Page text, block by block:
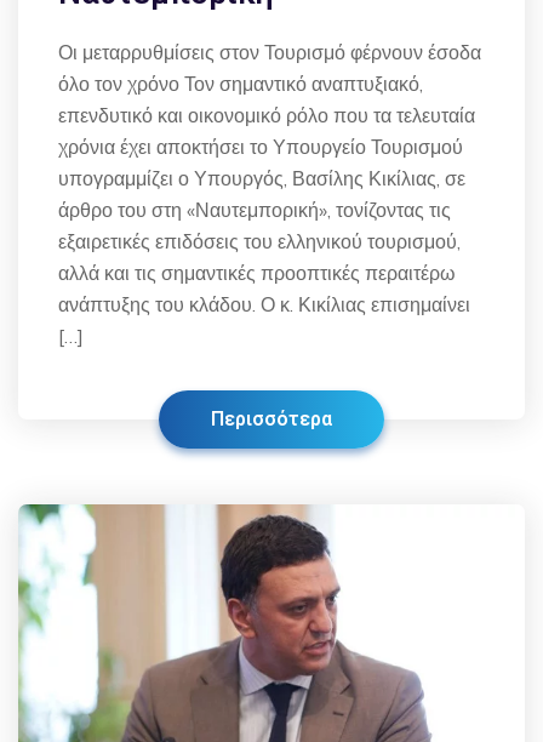
Οι μεταρρυθμίσεις στον Τουρισμό φέρνουν έσοδα
όλο τον χρόνο Τον σημαντικό αναπτυξιακό,
επενδυτικό και οικονομικό ρόλο που τα τελευταία
χρόνια έχει αποκτήσει το Υπουργείο Τουρισμού
υπογραμμίζει ο Υπουργός, Βασίλης Κικίλιας, σε
άρθρο του στη «Ναυτεμπορική», τονίζοντας τις
εξαιρετικές επιδόσεις του ελληνικού τουρισμού,
αλλά και τις σημαντικές προοπτικές περαιτέρω
ανάπτυξης του κλάδου. Ο κ. Κικίλιας επισημαίνει
[…]
Περισσότερα